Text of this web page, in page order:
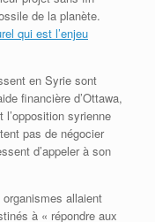
de la planète.
qui est l’enjeu
en Syrie sont
financière d’Ottawa,
l’opposition syrienne
pas de négocier
d’appeler à son
allaient
à « répondre aux